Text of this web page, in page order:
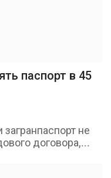
паспорт в 45
не
договора,...